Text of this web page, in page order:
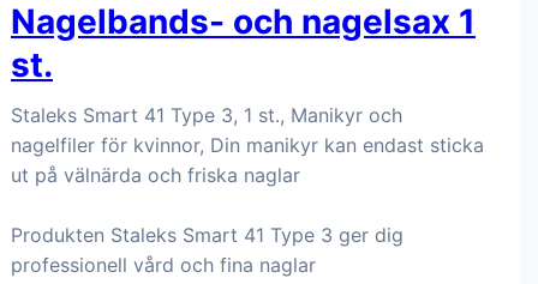
Nagelbands- och nagelsax 1
st.
Staleks Smart 41 Type 3, 1 st., Manikyr och
nagelfiler för kvinnor, Din manikyr kan endast sticka
ut på välnärda och friska naglar
Produkten Staleks Smart 41 Type 3 ger dig
professionell vård och fina naglar